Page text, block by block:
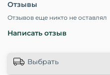
Отзывы
Отзывов еще никто не оставлял
Написать отзыв
Выбрать